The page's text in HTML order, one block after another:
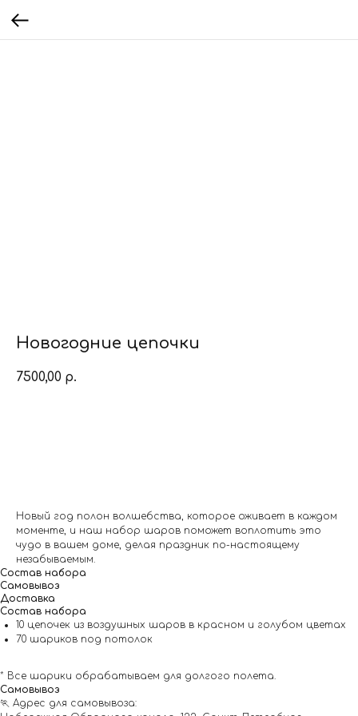
Новогодние цепочки
7500,00 р.
Новый год полон волшебства, которое оживает в каждом
моменте, и наш набор шаров поможет воплотить это
чудо в вашем доме, делая праздник по-настоящему
незабываемым.
Состав набора
Самовывоз
Доставка
Состав набора
10 цепочек из воздушных шаров в красном и голубом цветах
70 шариков под потолок
* Все шарики обрабатываем для долгого полета.
Самовывоз
🏃 Адрес для самовывоза: